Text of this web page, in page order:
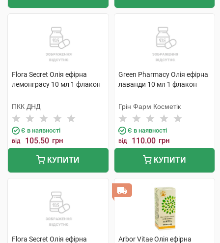
Flora Secret Олія ефірна
лемонграсу 10 мл 1 флакон
ПКК ДНД
Є в наявності
від 105.50 грн
КУПИТИ
Green Pharmacy Олія ефірна
лаванди 10 мл 1 флакон
Грін Фарм Косметік
Є в наявності
від 110.00 грн
КУПИТИ
Flora Secret Олія ефірна Arbor Vitae Олія ефірна